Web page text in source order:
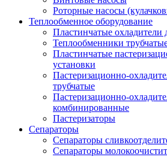
Роторные насосы
Теплообменное оборудование
Пластинчатые охладители
Теплообменники
Пластинчатые
установки
Пастеризационно-
трубчатые
Пастеризационно-
комбинированные
Пастеризаторы
Сепараторы
Сепараторы
Сепараторы